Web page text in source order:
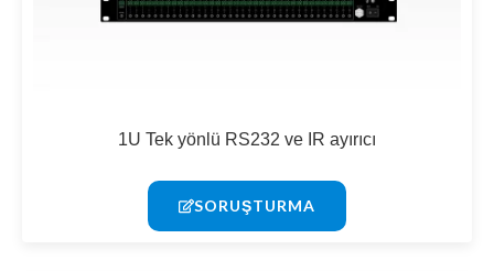
1U Tek yönlü RS232 ve IR ayırıcı
SORUŞTURMA